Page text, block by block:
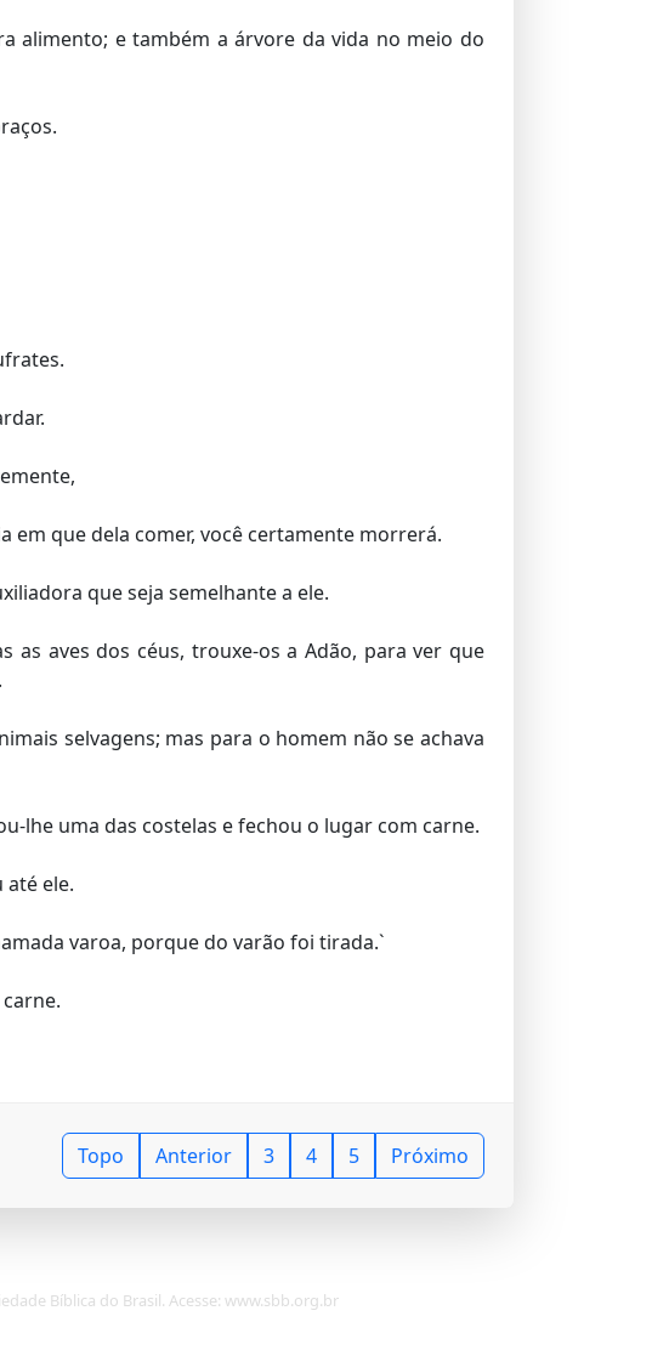
alimento; e também a árvore da vida no meio do
em que dela comer, você certamente morrerá.
que seja semelhante a ele.
aves dos céus, trouxe-os a Adão, para ver que
selvagens; mas para o homem não se achava
lhe uma das costelas e fechou o lugar com carne.
ele.
varoa, porque do varão foi tirada.`
Topo Anterior 3 4 5 Próximo
Bíblica do Brasil. Acesse: www.sbb.org.br